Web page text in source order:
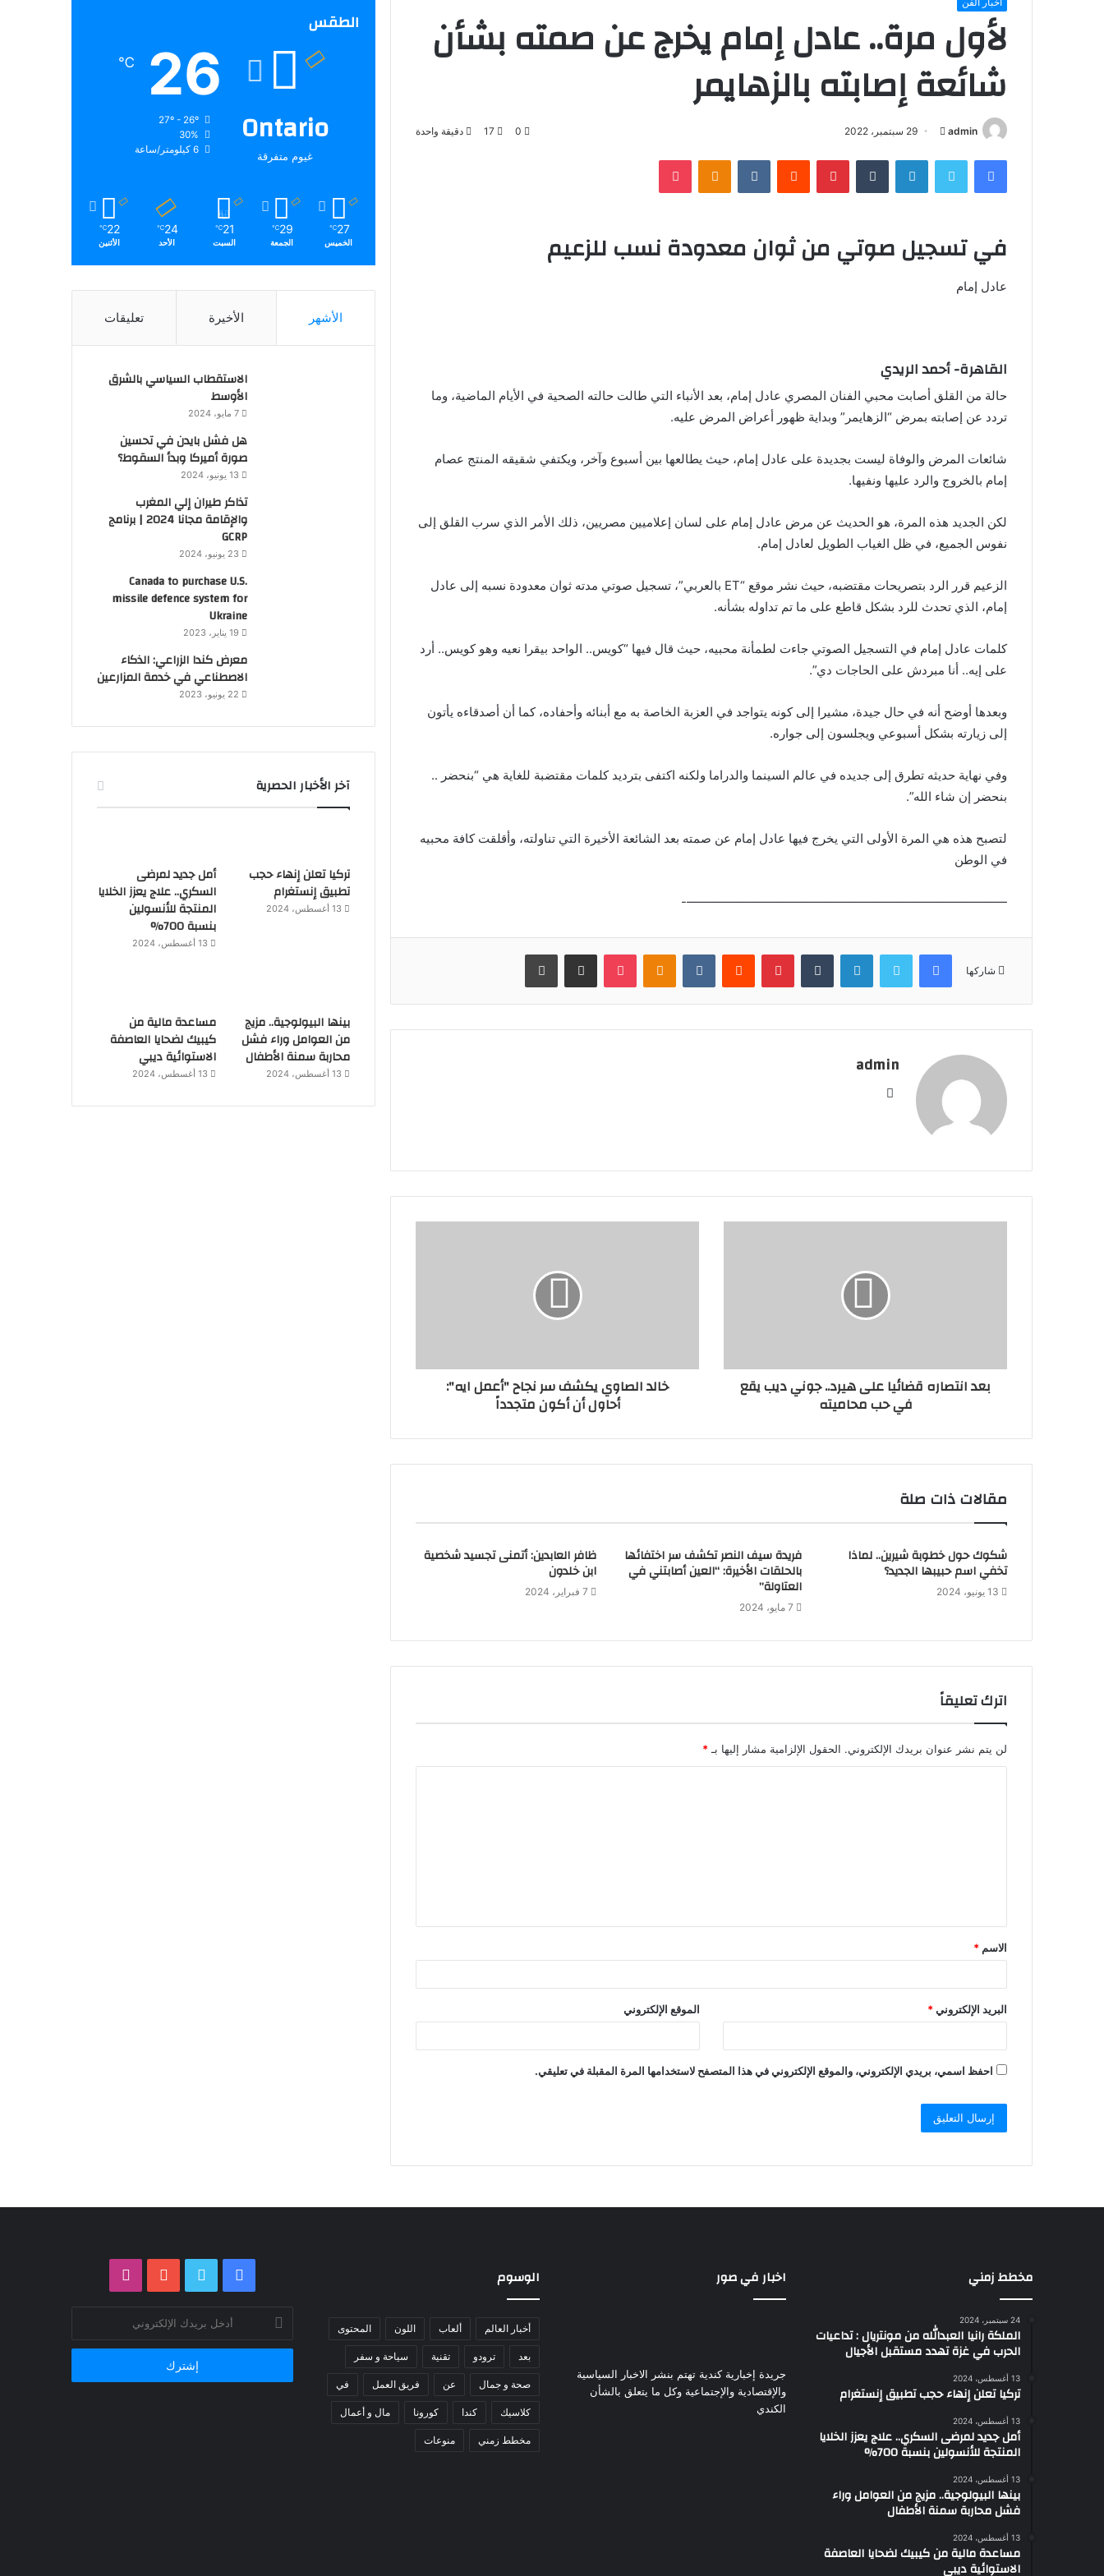
لأول مرة.. عادل إمام يخرج عن صمته بشأن
شائعة إصابته بالزهايمر
admin
أرسل
إلكترونيا
29 سبتمبر، 2022 0
17 دقيقة واحدة
فيسبوك تويتر لينكدإن بينتيريست Odnoklassniki
بوكيت
في تسجيل صوتي من ثوان معدودة نسب للزعيم
عادل إمام
القاهرة- أحمد الريدي
حالة من القلق أصابت محبي الفنان المصري عادل إمام، بعد الأنباء التي طالت حالته الصحية في الأيام الماضية، وما
تردد عن إصابته بمرض “الزهايمر” وبداية ظهور أعراض المرض عليه.
شائعات المرض والوفاة ليست بجديدة على عادل إمام، حيث يطالعها بين أسبوع وآخر، ويكتفي شقيقه المنتج عصام
إمام بالخروج والرد عليها ونفيها.
لكن الجديد هذه المرة، هو الحديث عن مرض عادل إمام على لسان إعلاميين مصريين، ذلك الأمر الذي سرب القلق إلى
نفوس الجميع، في ظل الغياب الطويل لعادل إمام.
الزعيم قرر الرد بتصريحات مقتضبه، حيث نشر موقع “ET بالعربي”، تسجيل صوتي مدته ثوان معدودة نسبه إلى عادل
إمام، الذي تحدث للرد بشكل قاطع على ما تم تداوله بشأنه.
كلمات عادل إمام في التسجيل الصوتي جاءت لطمأنة محبيه، حيث قال فيها “كويس.. الواحد بيقرا نعيه وهو كويس.. أرد
على إيه.. أنا مبردش على الحاجات دي”.
وبعدها أوضح أنه في حال جيدة، مشيرا إلى كونه يتواجد في العزبة الخاصة به مع أبنائه وأحفاده، كما أن أصدقاءه يأتون
إلى زيارته بشكل أسبوعي ويجلسون إلى جواره.
وفي نهاية حديثه تطرق إلى جديده في عالم السينما والدراما ولكنه اكتفى بترديد كلمات مقتضبة للغاية هي “بنحضر ..
بنحضر إن شاء الله”.
لتصبح هذه هي المرة الأولى التي يخرج فيها عادل إمام عن صمته بعد الشائعة الأخيرة التي تناولته، وأقلقت كافة محبيه
في الوطن
——————————————————————————-
شاركها
فيسبوك تويتر لينكدإن بينتيريست Odnoklassniki
بوكيت مشاركة عبر البريد طباعة
admin
بعد انتصاره قضائيا على هيرد.. جوني ديب يقع
في حب محاميته
خالد الصاوي يكشف سر نجاح "أعمل ايه":
أحاول أن أكون متجدداً
مقالات ذات صلة
شكوك حول خطوبة شيرين.. لماذا
تخفي اسم حبيبها الجديد؟
13 يونيو، 2024
فريدة سيف النصر تكشف سر اختفائها
بالحلقات الأخيرة: “العين أصابتني في
العتاولة”
7 مايو، 2024
ظافر العابدين: أتمنى تجسيد شخصية
ابن خلدون
7 فبراير، 2024
اترك تعليقاً
لن يتم نشر عنوان بريدك الإلكتروني. الحقول الإلزامية مشار إليها بـ*
الاسم *
البريد الإلكتروني* الموقع الإلكتروني
احفظ اسمي، بريدي الإلكتروني، والموقع الإلكتروني في هذا المتصفح لاستخدامها المرة المقبلة في تعليقي.
الطقس
Ontario
غيوم متفرقة
26
℃
27º - 26º
30%
6 كيلومتر/ساعة
27
℃
الخميس
29
℃
الجمعة
21
℃
السبت
24
℃
الأحد
22
℃
الأثنين
الأشهر الأخيرة تعليقات
الاستقطاب السياسي بالشرق
الأوسط
7 مايو، 2024
هل فشل بايدن في تحسين
صورة أميركا وبدأ السقوط؟
13 يونيو، 2024
تذاكر طيران إلي المغرب
والإقامة مجانا 2024 | برنامج
GCRP
23 يونيو، 2024
Canada to purchase U.S.
missile defence system for
Ukraine
19 يناير، 2023
معرض كندا الزراعي: الذكاء
الاصطناعي في خدمة المزارعين
22 يونيو، 2023
آخر الأخبار الحصرية
تركيا تعلن إنهاء حجب
تطبيق إنستغرام
13 أغسطس، 2024
أمل جديد لمرضى
السكري.. علاج يعزز الخلايا
المنتجة للأنسولين
بنسبة 700%
13 أغسطس، 2024
بينها البيولوجية.. مزيج
من العوامل وراء فشل
محاربة سمنة الأطفال
13 أغسطس، 2024
مساعدة مالية من
كيبيك لضحايا العاصفة
الاستوائية ديبي
13 أغسطس، 2024
مخطط زمني
24 سبتمبر، 2024
الملكة رانيا العبدالله من مونتريال : تداعيات
الحرب في غزة تهدد مستقبل الأجيال
13 أغسطس، 2024
تركيا تعلن إنهاء حجب تطبيق إنستغرام
13 أغسطس، 2024
أمل جديد لمرضى السكري.. علاج يعزز الخلايا
المنتجة للأنسولين بنسبة 700%
13 أغسطس، 2024
بينها البيولوجية.. مزيج من العوامل وراء
فشل محاربة سمنة الأطفال
13 أغسطس، 2024
مساعدة مالية من كيبيك لضحايا العاصفة
الاستوائية ديبي
اخبار في صور
جريدة إخبارية كندية تهتم بنشر الاخبار السياسية
والإقتصادية والإجتماعية وكل ما يتعلق بالشأن
الكندي
الوسوم
أخبار العالم ألعاب اللون المحتوى
بعد ترودو تقنية سياحة و سفر
صحة و جمال عن فريق العمل في
كلاسيك كندا كورونا مال و أعمال
مخطط زمني منوعات
فيسبوك يوتيوب
أدخل
بريدك
الإلكتروني